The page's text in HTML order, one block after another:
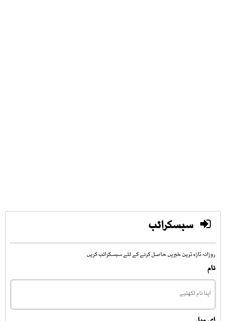
سبسکرائب
روزانہ تازہ ترین خبریں حاصل کرنے کے لئے سبسکرائب کریں
نام